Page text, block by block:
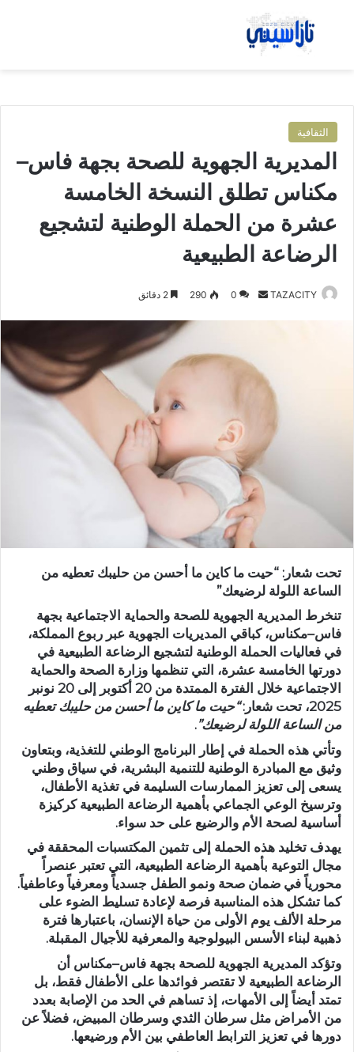
بحث عن
الثقافية
المديرية الجهوية للصحة بجهة فاس–
مكناس تطلق النسخة الخامسة
عشرة من الحملة الوطنية لتشجيع
الرضاعة الطبيعية
TAZACITY
ب
ا
إ
ل
ك
ر
ن
ي
ا
0
290
تحت شعار: “حيت ما كاين ما أحسن من حليبك تعطيه من
الساعة اللولة لرضيعك”
تنخرط المديرية الجهوية للصحة والحماية الاجتماعية بجهة
فاس–مكناس، كباقي المديريات الجهوية عبر ربوع المملكة،
في فعاليات الحملة الوطنية لتشجيع الرضاعة الطبيعية في
دورتها الخامسة عشرة، التي تنظمها وزارة الصحة والحماية
الاجتماعية خلال الفترة الممتدة من
20 أكتوبر إلى 20 نونبر
2025، تحت شعار:“حيت ما كاين ما أحسن من حليبك تعطيه
من الساعة اللولة لرضيعك”.
وتأتي هذه الحملة في إطار البرنامج الوطني للتغذية، وبتعاون
وثيق مع المبادرة الوطنية للتنمية البشرية، في سياق وطني
يسعى إلى تعزيز الممارسات السليمة في تغذية الأطفال،
وترسيخ الوعي الجماعي بأهمية الرضاعة الطبيعية كركيزة
أساسية لصحة الأم والرضيع على حد سواء.
يهدف تخليد هذه الحملة إلى تثمين المكتسبات المحققة في
مجال التوعية بأهمية الرضاعة الطبيعية، التي تعتبر عنصراً
محورياً في ضمان صحة ونمو الطفل جسدياً ومعرفياً وعاطفياً.
كما تشكل هذه المناسبة فرصة لإعادة تسليط الضوء على
مرحلة الألف يوم الأولى من حياة الإنسان، باعتبارها فترة
ذهبية لبناء الأسس البيولوجية والمعرفية للأجيال المقبلة.
وتؤكد المديرية الجهوية للصحة بجهة فاس–مكناس أن
الرضاعة الطبيعية لا تقتصر فوائدها على الأطفال فقط، بل
تمتد أيضاً إلى الأمهات، إذ تساهم في الحد من الإصابة بعدد
من الأمراض مثل سرطان الثدي وسرطان المبيض، فضلاً عن
دورها في تعزيز الترابط العاطفي بين الأم ورضيعها.